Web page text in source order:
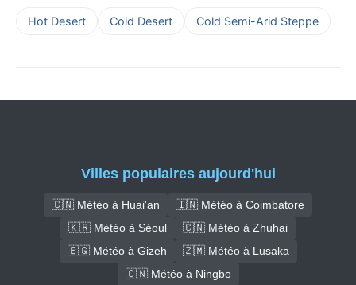
Hot Desert Cold Desert Cold Semi-Arid Steppe
Villes populaires aujourd'hui
🇨🇳 Météo à Huai'an
🇮🇳 Météo à Coimbatore
🇰🇷 Météo à Séoul
🇨🇳 Météo à Zhuhai
🇪🇬 Météo à Gizeh
🇿🇲 Météo à Lusaka
🇨🇳 Météo à Ningbo